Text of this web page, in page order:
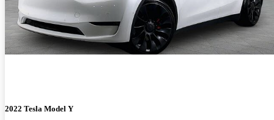
2022 Tesla Model Y